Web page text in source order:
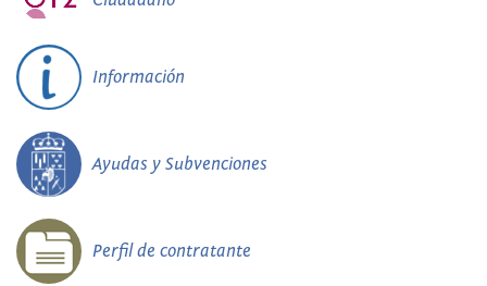
Información
Ayudas y Subvenciones
Perfil de contratante